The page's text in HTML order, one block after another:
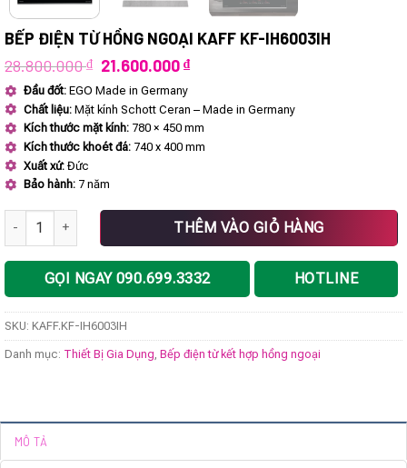
BẾP ĐIỆN TỪ HỒNG NGOẠI KAFF KF-IH6003IH
28.800.000₫ Giá
gốc
là:
28.800.000 ₫.
21.600.000₫Giá
là:
21.600.000 ₫.
Đầu đốt: EGO Made in Germany
Chất liệu: Mặt kính Schott Ceran – Made in Germany
Kích thước mặt kính: 780 × 450 mm
Kích thước khoét đá: 740 x 400 mm
Xuất xứ: Đức
Bảo hành: 7 năm
Bếp điện từ hồng ngoại KAFF KF-IH6003IH số lượng
THÊM VÀO GIỎ HÀNG
GỌI NGAY 090.699.3332 HOTLINE
SKU: KAFF.KF-IH6003IH
Danh mục: Thiết Bị Gia Dụng Bếp điện từ kết hợp hồng ngoại
MÔ TẢ